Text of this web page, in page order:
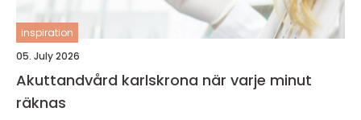
inspiration
05. July 2026
Akuttandvård karlskrona när varje minut
räknas